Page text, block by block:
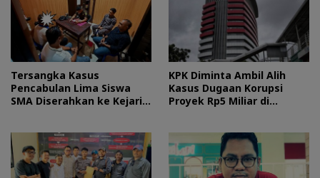
Tersangka Kasus
Pencabulan Lima Siswa
SMA Diserahkan ke Kejari
KPK Diminta Ambil Alih
Kasus Dugaan Korupsi
Proyek Rp5 Miliar di